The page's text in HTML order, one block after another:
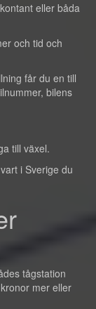
eller båda
och tid och
får du en till
bilens
till växel.
i Sverige du
tågstation
mer eller